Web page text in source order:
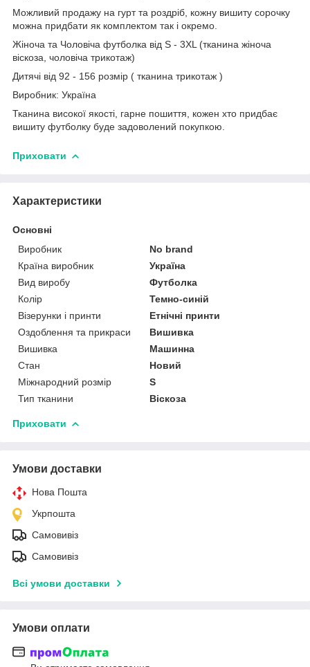
Можливий продажу на гурт та роздріб, кожну вишиту сорочку
можна придбати як комплектом так і окремо.
Жіноча та Чоловіча футболка від S - 3XL (тканина жіноча
віскоза, чоловіча трикотаж)
Дитячі від 92 - 156 розмір ( тканина трикотаж )
Виробник: Україна
Тканина високої якості, гарне пошиття, кожен хто придбає
вишиту футболку буде задоволений покупкою.
Приховати
Характеристики
Основні
Виробник
No brand
Країна виробник
Україна
Вид виробу
Футболка
Колір
Темно-синій
Візерунки і принти
Етнічні принти
Оздоблення та прикраси
Вишивка
Вишивка
Машинна
Стан
Новий
Міжнародний розмір
S
Тип тканини
Віскоза
Приховати
Умови доставки
Нова Пошта
Укрпошта
Самовивіз
Самовивіз
Всі умови доставки
Умови оплати